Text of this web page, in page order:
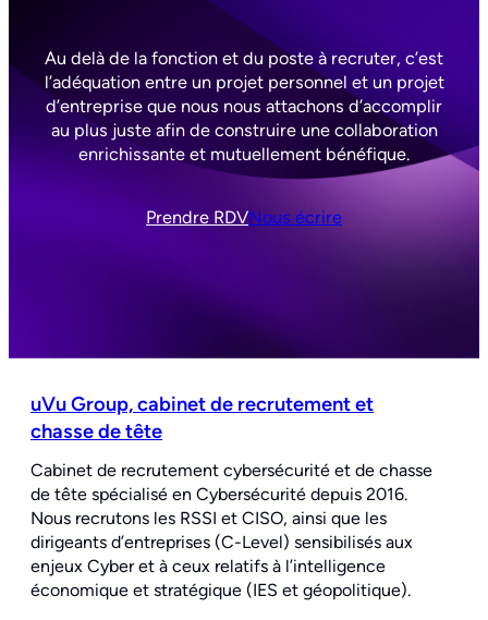
Au delà de la fonction et du poste à recruter, c’est
l’adéquation entre un projet personnel et un projet
d’entreprise que nous nous attachons d’accomplir
au plus juste afin de construire une collaboration
enrichissante et mutuellement bénéfique.
Prendre RDVNous écrire
uVu Group, cabinet de recrutement et
chasse de tête
Cabinet de recrutement cybersécurité et de chasse
de tête spécialisé en Cybersécurité depuis 2016.
Nous recrutons les RSSI et CISO, ainsi que les
dirigeants d’entreprises (C-Level) sensibilisés aux
enjeux Cyber et à ceux relatifs à l’intelligence
économique et stratégique (IES et géopolitique).